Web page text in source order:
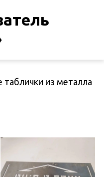
из металла